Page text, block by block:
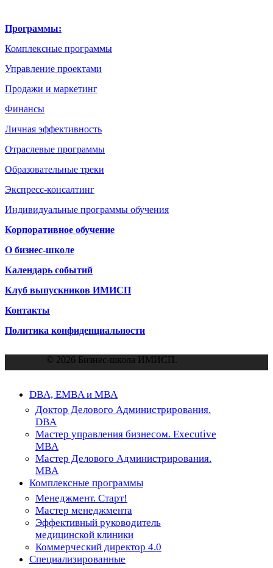
Программы:
Комплексные программы
Управление проектами
Продажи и маркетинг
Финансы
Личная эффективность
Отраслевые программы
Образовательные треки
Экспресс-консалтинг
Индивидуальные программы обучения
Корпоративное обучение
О бизнес-школе
Календарь событий
Клуб выпускников ИМИСП
Контакты
Политика конфиденциальности
© 2026 Бизнес-школа ИМИСП.
Close
DBA, EMBA и MBA
Доктор Делового Администрирования.
DBA
Мастер управления бизнесом. Executive
MBA
Мастер Делового Администрирования.
MBA
Комплексные программы
Менеджмент. Старт!
Мастер менеджмента
Эффективный руководитель
медицинской клиники
Коммерческий директор 4.0
Специализированные